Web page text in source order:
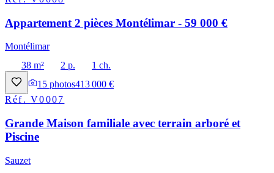
Appartement 2 pièces Montélimar - 59 000 €
Montélimar
38 m²
2 p.
1 ch.
15 photos413 000 €
Réf.V0007
Grande Maison familiale avec terrain arboré et
Piscine
Sauzet